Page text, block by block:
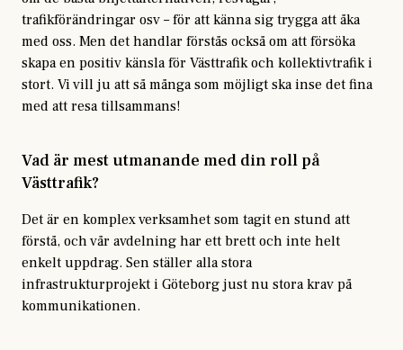
trafikförändringar osv – för att känna sig trygga att åka
med oss. Men det handlar förstås också om att försöka
skapa en positiv känsla för Västtrafik och kollektivtrafik i
stort. Vi vill ju att så många som möjligt ska inse det fina
med att resa tillsammans!
Vad är mest utmanande med din roll på
Västtrafik?
Det är en komplex verksamhet som tagit en stund att
förstå, och vår avdelning har ett brett och inte helt
enkelt uppdrag. Sen ställer alla stora
infrastrukturprojekt i Göteborg just nu stora krav på
kommunikationen.